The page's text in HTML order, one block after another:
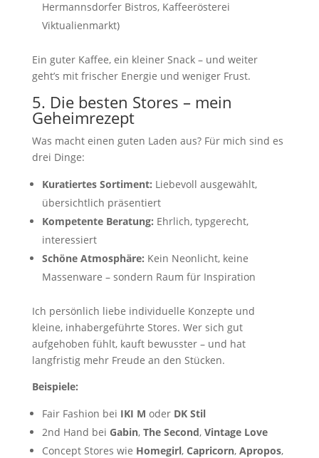
Hermannsdorfer Bistros, Kaffeerösterei
Viktualienmarkt)
Ein guter Kaffee, ein kleiner Snack – und weiter
geht’s mit frischer Energie und weniger Frust.
5. Die besten Stores – mein
Geheimrezept
Was macht einen guten Laden aus? Für mich sind es
drei Dinge:
Kuratiertes Sortiment: Liebevoll ausgewählt,
übersichtlich präsentiert
Kompetente Beratung: Ehrlich, typgerecht,
interessiert
Schöne Atmosphäre: Kein Neonlicht, keine
Massenware – sondern Raum für Inspiration
Ich persönlich liebe individuelle Konzepte und
kleine, inhabergeführte Stores. Wer sich gut
aufgehoben fühlt, kauft bewusster – und hat
langfristig mehr Freude an den Stücken.
Beispiele:
Fair Fashion bei IKI M oder DK Stil
2nd Hand bei Gabin, The Second, Vintage Love
Concept Stores wie Homegirl, Capricorn, Apropos,